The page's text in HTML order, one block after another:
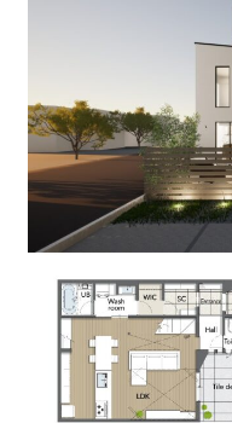
動画ギャラリー
サイトマップ
よくある質問